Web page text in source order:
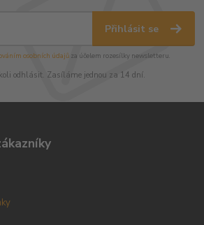
Přihlásit se
osobních údajůza účelem rozesílky newsletteru.
odhlásit. Zasíláme jednou za 14 dní.